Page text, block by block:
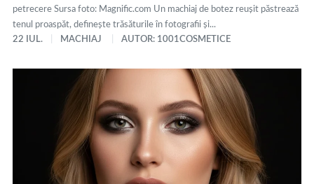
petrecere Sursa foto: Magnific.com Un machiaj de botez reușit păstrează
tenul proaspăt, definește trăsăturile în fotografii și...
22 IUL.
MACHIAJ AUTOR: 1001COSMETICE